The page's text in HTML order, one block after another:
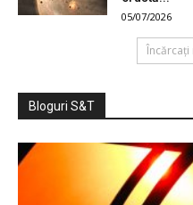
05/07/2026
Încărcați
Bloguri S&T